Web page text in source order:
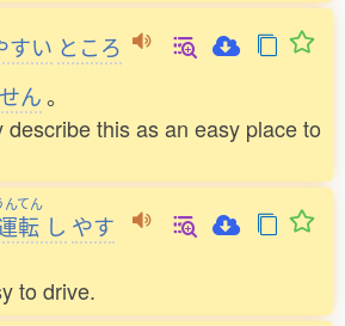
すい ところ
ん。
describe this as an easy place to
んてん
転 し やす
to drive.